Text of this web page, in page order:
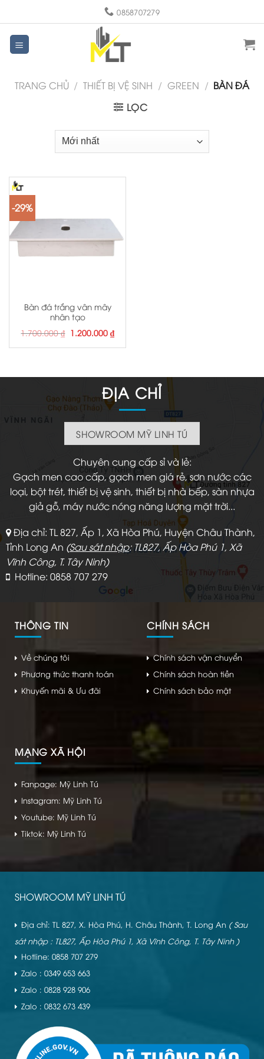
to
content
0858707279
TRANG CHỦ / THIẾT BỊ VỆ SINH / GREEN / BÀN ĐÁ
LỌC
-29%
Bàn đá trắng vân mây
nhân tạo
1.700.000₫ Giá
gốc
là:
1.200.000 ₫Giá
hiện
tại
ĐỊA CHỈ
SHOWROOM MỸ LINH TÚ
Chuyên cung cấp sỉ và lẻ:
Gạch men cao cấp, gạch men giá rẻ, sơn nước các
loại, bột trét, thiết bị vệ sinh, thiết bị nhà bếp, sàn nhựa
giả gỗ, máy nước nóng năng lượng mặt trời...
Địa chỉ: TL 827, Ấp 1, Xã Hòa Phú, Huyện Châu Thành,
Tỉnh Long An (Sau sát nhập: TL827, Ấp Hòa Phú 1, Xã
Vĩnh Công, T. Tây Ninh)
Hotline: 0858 707 279
THÔNG TIN
Về chúng tôi
Phương thức thanh toán
Khuyến mãi & Ưu đãi
CHÍNH SÁCH
Chính sách vận chuyển
Chính sách hoàn tiền
Chính sách bảo mật
MẠNG XÃ HỘI
Fanpage: Mỹ Linh Tú
Instagram: Mỹ Linh Tú
Youtube: Mỹ Linh Tú
Tiktok: Mỹ Linh Tú
SHOWROOM MỸ LINH TÚ
Địa chỉ: TL 827, X. Hòa Phú, H. Châu Thành, T. Long An ( Sau
sát nhập : TL827, Ấp Hòa Phú 1, Xã Vĩnh Công, T. Tây Ninh )
Hotline: 0858 707 279
Zalo : 0349 653 663
Zalo : 0828 928 906
Zalo : 0832 673 439